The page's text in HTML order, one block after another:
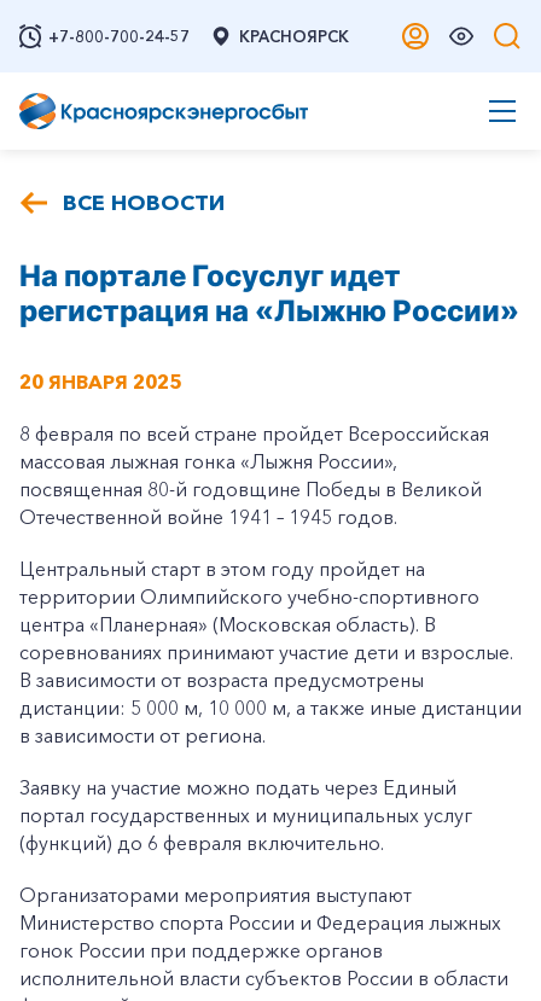
+7-800-700-24-57 КРАСНОЯРСК
ВСЕ НОВОСТИ
На портале Госуслуг идет
регистрация на «Лыжню России»
20 ЯНВАРЯ 2025
8 февраля по всей стране пройдет Всероссийская
массовая лыжная гонка «Лыжня России»,
посвященная 80-й годовщине Победы в Великой
Отечественной войне 1941 – 1945 годов.
Центральный старт в этом году пройдет на
территории Олимпийского учебно-спортивного
центра «Планерная» (Московская область). В
соревнованиях принимают участие дети и взрослые.
В зависимости от возраста предусмотрены
дистанции: 5 000 м, 10 000 м, а также иные дистанции
в зависимости от региона.
Заявку на участие можно подать через Единый
портал государственных и муниципальных услуг
(функций) до 6 февраля включительно.
Организаторами мероприятия выступают
Министерство спорта России и Федерация лыжных
гонок России при поддержке органов
исполнительной власти субъектов России в области